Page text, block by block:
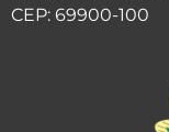
CEP: 69900-100